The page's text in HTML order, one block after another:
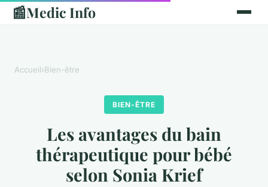
📰Medic Info
Accueil›Bien-être
BIEN-ÊTRE
Les avantages du bain
thérapeutique pour bébé
selon Sonia Krief